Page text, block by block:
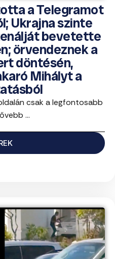
a Telegramot
Ukrajna szinte
bevetette
örvendeznek a
döntésén,
Mihályt a
csak a legfontosabb
...